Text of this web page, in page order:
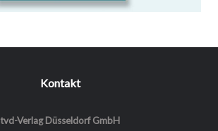
Kontakt
tvd-Verlag Düsseldorf GmbH